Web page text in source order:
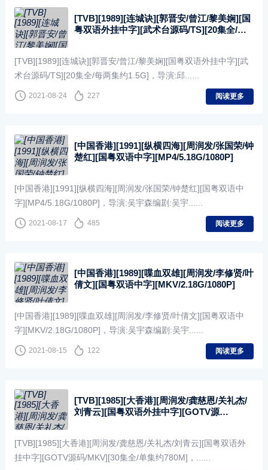
[TVB][1989][连城诀][郭晋安/曾江/黎美娴][国
粤双语外挂中字][武术台源码/TS][20集全/每
[TVB][1989][连城诀][郭晋安/曾江/黎美娴][国粤双语外挂中字][武
术台源码/TS][20集全/每两集约1.5G]，导演:邱......
2021-08-24 227 阅读更多
[中国香港][1991][纵横四海][周润发/张国荣/钟
楚红][国粤双语中字][MP4/5.18G/1080P]
[中国香港][1991][纵横四海][周润发/张国荣/钟楚红][国粤双语中
字][MP4/5.18G/1080P]，导演:吴宇森编剧:吴宇......
2021-08-17 485 阅读更多
[中国香港][1989][喋血双雄][周润发/李修贤/叶
倩文][国粤双语中字][MKV/2.18G/1080P]
[中国香港][1989][喋血双雄][周润发/李修贤/叶倩文][国粤双语中
字][MKV/2.18G/1080P]，导演:吴宇森编剧:吴宇......
2021-08-15 122 阅读更多
[TVB][1985][大香港][周润发/龚慈恩/关礼杰/
刘青云][国粤双语外挂中字][GOTV源
[TVB][1985][大香港][周润发/龚慈恩/关礼杰/刘青云][国粤双语外
挂中字][GOTV源码/MKV][30集全/单集约780M]，......